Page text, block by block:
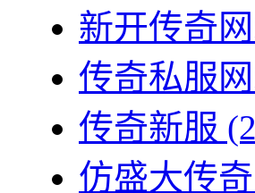
新开传奇
传奇私服
传奇新服
仿盛大传奇